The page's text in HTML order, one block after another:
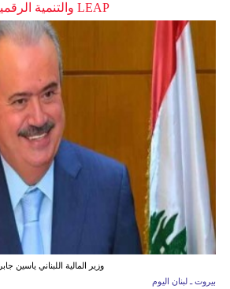
LEAP والتنمية الرقمية
وزير المالية اللبناني ياسين جابر
بيروت ـ لبنان اليوم